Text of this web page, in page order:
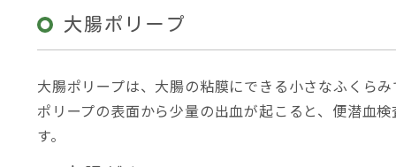
大腸ポリープ
大腸ポリープは、大腸の粘膜にできる小さなふくらみ
ポリープの表面から少量の出血が起こると、便潜血
す。